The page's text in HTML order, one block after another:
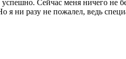
Сейчас меня ничего не
ни разу не пожалел, ведь